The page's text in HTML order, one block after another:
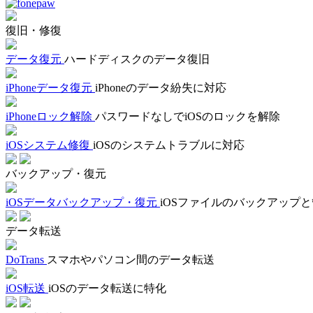
復旧・修復
データ復元 ハードディスクのデータ復旧
iPhoneデータ復元 iPhoneのデータ紛失に対応
iPhoneロック解除 パスワードなしでiOSのロックを解除
iOSシステム修復 iOSのシステムトラブルに対応
バックアップ・復元
iOSデータバックアップ・復元 iOSファイルのバックアップ
データ転送
DoTrans スマホやパソコン間のデータ転送
iOS転送 iOSのデータ転送に特化